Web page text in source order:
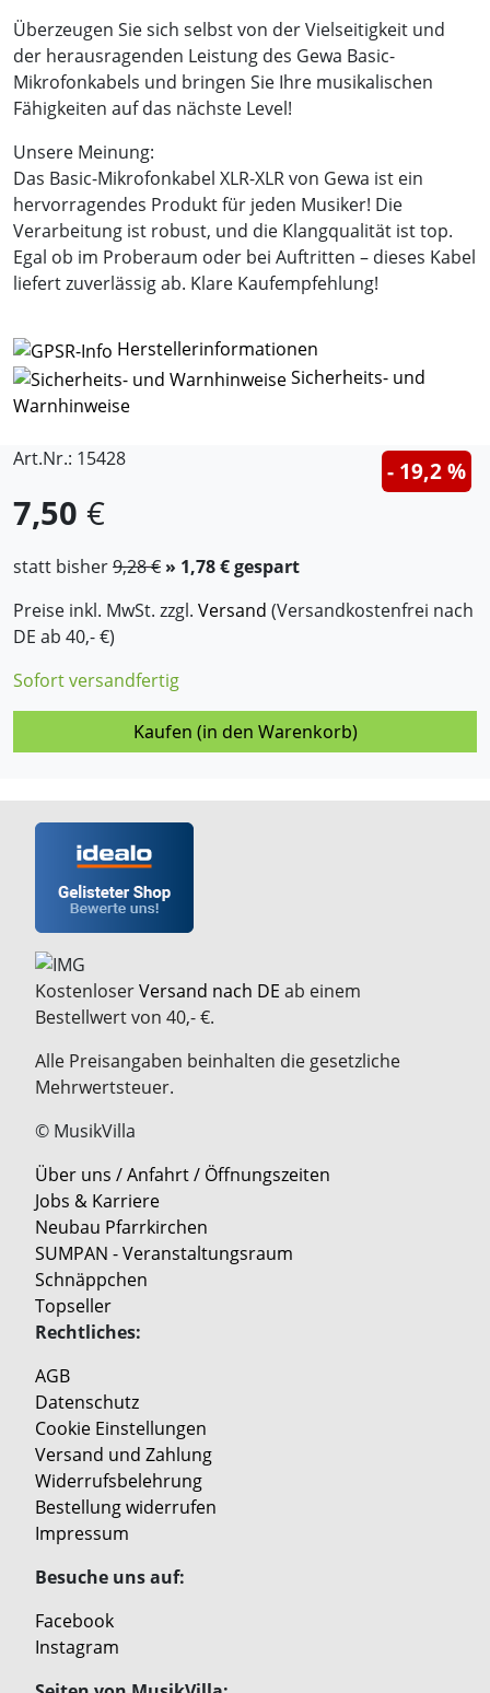
Überzeugen Sie sich selbst von der Vielseitigkeit und
der herausragenden Leistung des Gewa Basic-
Mikrofonkabels und bringen Sie Ihre musikalischen
Fähigkeiten auf das nächste Level!
Unsere Meinung:
Das Basic-Mikrofonkabel XLR-XLR von Gewa ist ein
hervorragendes Produkt für jeden Musiker! Die
Verarbeitung ist robust, und die Klangqualität ist top.
Egal ob im Proberaum oder bei Auftritten – dieses Kabel
liefert zuverlässig ab. Klare Kaufempfehlung!
Herstellerinformationen
Sicherheits- und
Warnhinweise
Art.Nr.: 15428
7,50 €
statt bisher9,28 € » 1,78 € gespart
- 19,2 %
Preise inkl. MwSt. zzgl. Versand (Versandkostenfrei nach
DE ab 40,- €)
Sofort versandfertig
Kaufen (in den Warenkorb)
KostenloserVersand nach DE ab einem
Bestellwert von 40,- €.
Alle Preisangaben beinhalten die gesetzliche
Mehrwertsteuer.
© MusikVilla
Über uns / Anfahrt / Öffnungszeiten
Jobs & Karriere
Neubau Pfarrkirchen
SUMPAN - Veranstaltungsraum
Schnäppchen
Topseller
Rechtliches:
AGB
Datenschutz
Cookie Einstellungen
Versand und Zahlung
Widerrufsbelehrung
Bestellung widerrufen
Impressum
Besuche uns auf:
Facebook
Instagram